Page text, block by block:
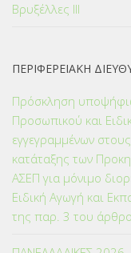
Βρυξέλλες ΙΙΙ
ΠΕΡΙΦΕΡΕΙΑΚΗ
Πρόσκληση
Προσωπικού και
εγγεγραμμένων
κατάταξης των
ΑΣΕΠ για μόνιμο
Ειδική Αγωγή και
της παρ. 3 του